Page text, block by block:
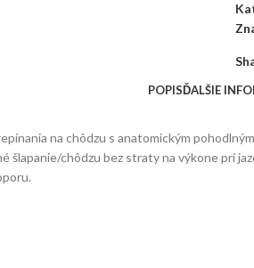
POPISĎALŠIE
na chôdzu s anatomickým
chôdzu bez straty na výkone pri